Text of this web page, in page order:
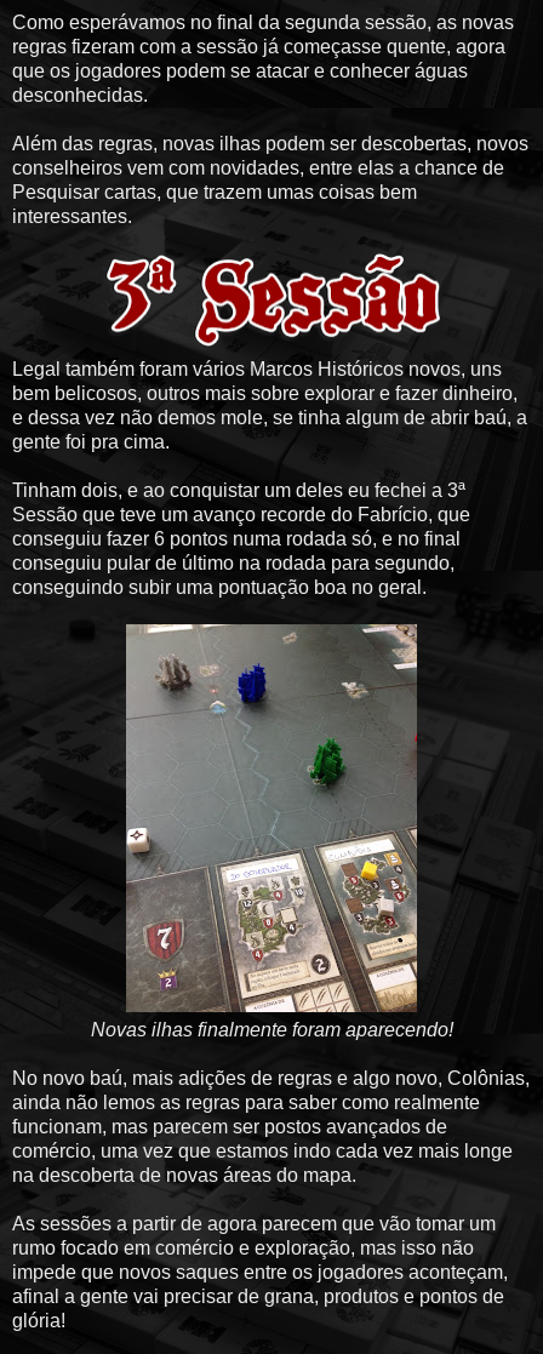
Como esperávamos no final da segunda sessão, as novas
regras fizeram com a sessão já começasse quente, agora
que os jogadores podem se atacar e conhecer águas
desconhecidas.
Além das regras, novas ilhas podem ser descobertas, novos
conselheiros vem com novidades, entre elas a chance de
Pesquisar cartas, que trazem umas coisas bem
interessantes.
Legal também foram vários Marcos Históricos novos, uns
bem belicosos, outros mais sobre explorar e fazer dinheiro,
e dessa vez não demos mole, se tinha algum de abrir baú, a
gente foi pra cima.
Tinham dois, e ao conquistar um deles eu fechei a 3ª
Sessão que teve um avanço recorde do Fabrício, que
conseguiu fazer 6 pontos numa rodada só, e no final
conseguiu pular de último na rodada para segundo,
conseguindo subir uma pontuação boa no geral.
Novas ilhas finalmente foram aparecendo!
No novo baú, mais adições de regras e algo novo, Colônias,
ainda não lemos as regras para saber como realmente
funcionam, mas parecem ser postos avançados de
comércio, uma vez que estamos indo cada vez mais longe
na descoberta de novas áreas do mapa.
As sessões a partir de agora parecem que vão tomar um
rumo focado em comércio e exploração, mas isso não
impede que novos saques entre os jogadores aconteçam,
afinal a gente vai precisar de grana, produtos e pontos de
glória!